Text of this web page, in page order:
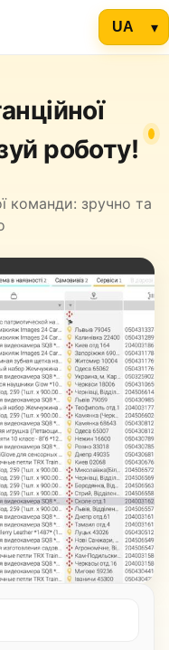
роботу!
команди: зручно та